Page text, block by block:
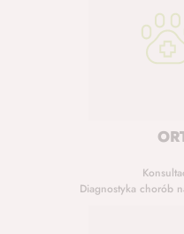
Diagnostyka chorób